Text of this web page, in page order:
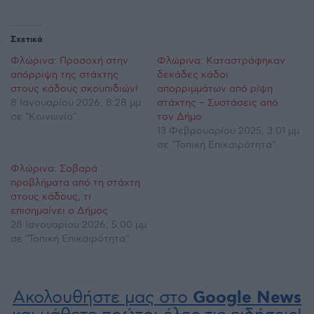
Σχετικά
Φλώρινα: Προσοχή στην
απόρριψη της στάχτης
στους κάδους σκουπιδιών!
8 Ιανουαρίου 2026, 8:28 μμ
σε "Κοινωνία"
Φλώρινα: Καταστράφηκαν
δεκάδες κάδοι
απορριμμάτων από ρίψη
στάχτης – Συστάσεις από
τον Δήμο
13 Φεβρουαρίου 2025, 3:01 μμ
σε "Τοπική Επικαιρότητα"
Φλώρινα: Σοβαρά
προβλήματα από τη στάχτη
στους κάδους, τι
επισημαίνει ο Δήμος
28 Ιανουαρίου 2026, 5:00 μμ
σε "Τοπική Επικαιρότητα"
Ακολουθήστε μας στο Google News